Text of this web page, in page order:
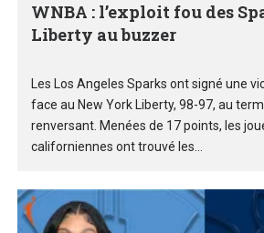
WNBA : l’exploit fou des
Liberty au buzzer
Les Los Angeles Sparks ont signé une
face au New York Liberty, 98-97, au
renversant. Menées de 17 points, les
californiennes ont trouvé les...